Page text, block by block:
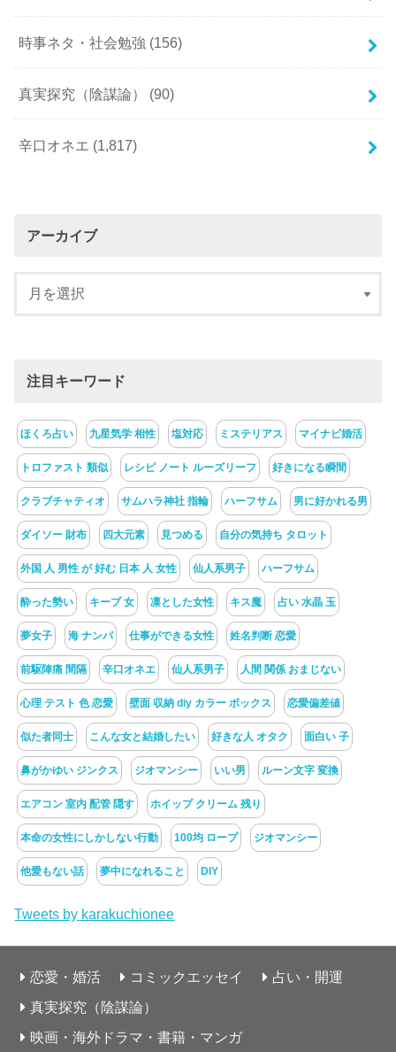
時事ネタ・社会勉強 (156)
真実探究（陰謀論） (90)
辛口オネエ (1,817)
アーカイブ
注目キーワード
ほくろ占い 九星気学 相性 塩対応 ミステリアス マイナビ婚活
トロファスト 類似 レシピ ノート ルーズリーフ 好きになる瞬間
クラブチャティオ サムハラ神社 指輪 ハーフサム 男に好かれる男
ダイソー 財布 四大元素 見つめる 自分の気持ち タロット
外国 人 男性 が 好む 日本 人 女性 仙人系男子 ハーフサム
酔った勢い キープ 女 凛とした女性 キス魔 占い 水晶 玉
夢女子 海 ナンパ 仕事ができる女性 姓名判断 恋愛
前駆陣痛 間隔 辛口オネエ 仙人系男子 人間 関係 おまじない
心理 テスト 色 恋愛 壁面 収納 diy カラー ボックス 恋愛偏差値
似た者同士 こんな女と結婚したい 好きな人 オタク 面白い 子
鼻がかゆい ジンクス ジオマンシー いい男 ルーン文字 変換
エアコン 室内 配管 隠す ホイップ クリーム 残り
本命の女性にしかしない行動 100均 ロープ ジオマンシー
他愛もない話 夢中になれること DIY
Tweets by karakuchionee
恋愛・婚活 コミックエッセイ
占い・開運
真実探究（陰謀論）
映画・海外ドラマ・書籍・マンガ